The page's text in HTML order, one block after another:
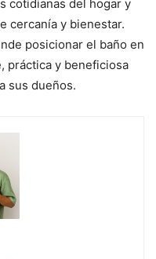
cotidianas del hogar y
cercanía y bienestar.
posicionar el baño en
práctica y beneficiosa
sus dueños.